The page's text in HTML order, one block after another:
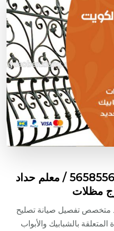
حداد شبابيك الكويت / 56585569 / معلم حداد
مظلات
متخصص تفصيل صيانة تصليح
بالشبابيك والأبواب